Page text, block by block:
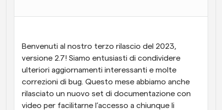
Programmazione potenziata con chiamate
supportate dall'IA
Flussi di lavoro
Blog
Rimani aggiornato con le ultime notizie e aggiornamenti
Riunioni Instantanee
Incontrare i clienti in pochi minuti
Benvenuti al nostro terzo rilascio del 2023,
versione 2.7! Siamo entusiasti di condividere
ulteriori aggiornamenti interessanti e molte
correzioni di bug. Questo mese abbiamo anche
rilasciato un nuovo set di documentazione con
video per facilitarne l’accesso a chiunque li